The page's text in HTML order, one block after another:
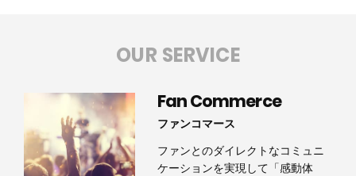
OUR SERVICE
Fan Commerce
ファンコマース
ファンとのダイレクトなコミュニ
ケーションを実現して「感動体